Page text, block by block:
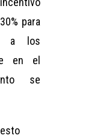
para
a los
en el
se